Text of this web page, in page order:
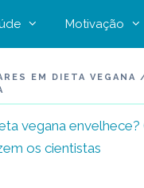
Motivação
EM DIETA VEGANA
vegana envelhece?
os cientistas